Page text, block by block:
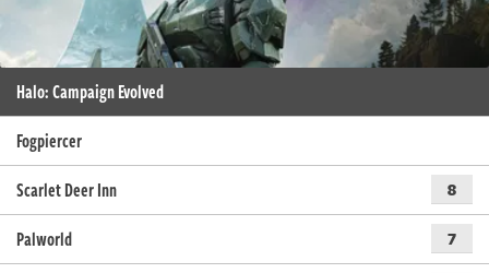
Halo: Campaign Evolved
Fogpiercer
Scarlet Deer Inn
8
Palworld 7